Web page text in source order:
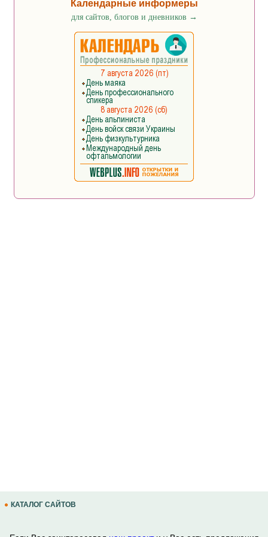
Календарные информеры
для сайтов, блогов и дневников →
КАТАЛОГ САЙТОВ